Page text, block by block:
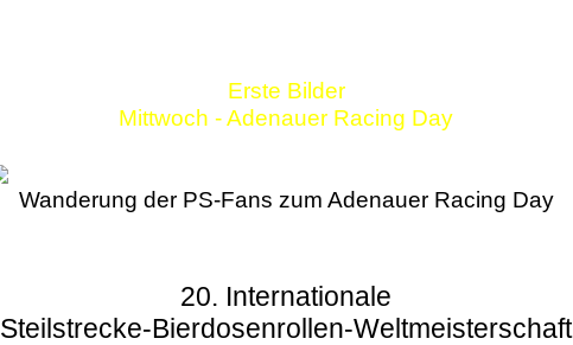
Erste Bilder
Mittwoch - Adenauer Racing Day
Wanderung der PS-Fans zum Adenauer Racing Day
20. Internationale
Steilstrecke-Bierdosenrollen-Weltmeisterschaft